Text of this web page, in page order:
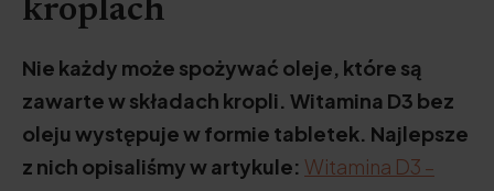
kroplach
Nie każdy może spożywać oleje, które są
zawarte w składach kropli. Witamina D3 bez
oleju występuje w formie tabletek. Najlepsze
z nich opisaliśmy w artykule: Witamina D3 –